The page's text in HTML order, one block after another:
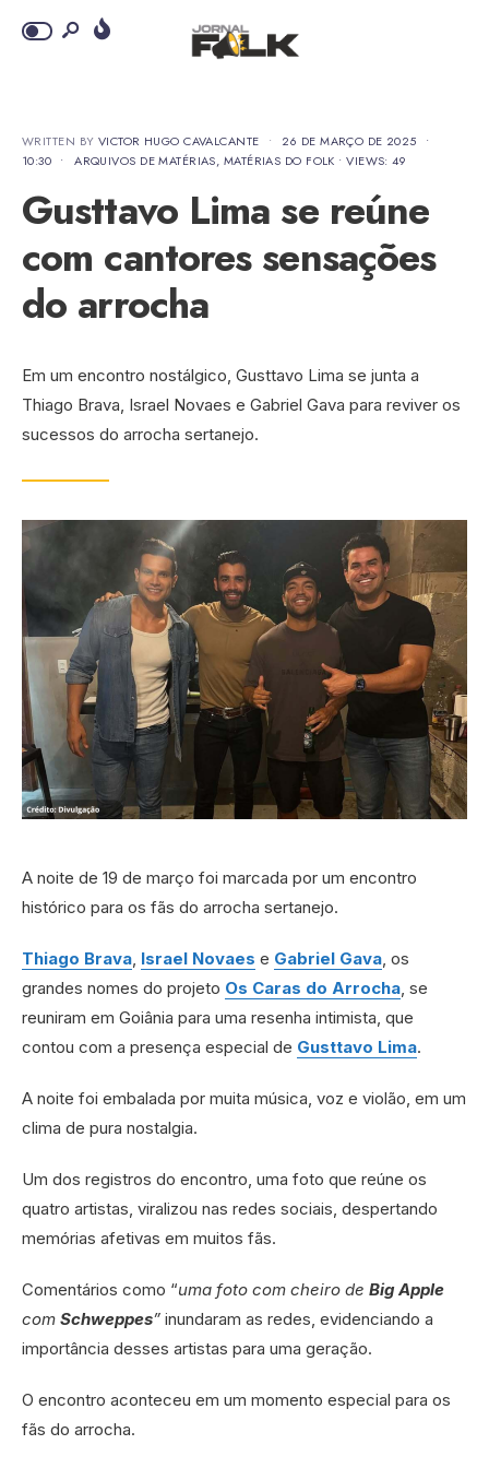
WRITTEN BY VICTOR HUGO CAVALCANTE • 26 DE MARÇO DE 2025
•
10:30 • ARQUIVOS DE MATÉRIAS, MATÉRIAS DO FOLK •VIEWS: 49
Gusttavo Lima se reúne
com cantores sensações
do arrocha
Em um encontro nostálgico, Gusttavo Lima se junta a
Thiago Brava, Israel Novaes e Gabriel Gava para reviver os
sucessos do arrocha sertanejo.
A noite de 19 de março foi marcada por um encontro
histórico para os fãs do arrocha sertanejo.
Thiago Brava Israel Novaes e Gabriel Gava , os
grandes nomes do projeto Os Caras do Arrocha , se
reuniram em Goiânia para uma resenha intimista, que
contou com a presença especial de Gusttavo Lima.
A noite foi embalada por muita música, voz e violão, em um
clima de pura nostalgia.
Um dos registros do encontro, uma foto que reúne os
quatro artistas, viralizou nas redes sociais, despertando
memórias afetivas em muitos fãs.
Comentários como “uma foto com cheiro de Big Apple
com Schweppes” inundaram as redes, evidenciando a
importância desses artistas para uma geração.
O encontro aconteceu em um momento especial para os
fãs do arrocha.